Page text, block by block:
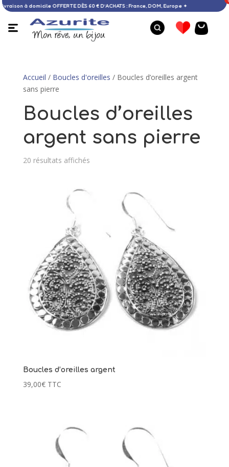
✦ Livraison à domicile OFFERTE DÈS 60 € D’ACHATS : France, DOM, Europe ✦
Accueil / Boucles d'oreilles / Boucles d’oreilles argent
sans pierre
Boucles d’oreilles
argent sans pierre
20 résultats affichés
Boucles d’oreilles argent
39,00€ TTC
Bague larimar - 56
+ AJOUTER